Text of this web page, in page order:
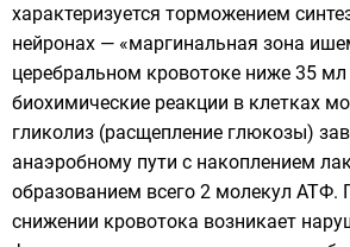
характеризуется торможением
нейронах — «маргинальная зона
церебральном кровотоке ниже 35
биохимические реакции в клетках
гликолиз (расщепление глюкозы)
анаэробному пути с накоплением
образованием всего 2 молекул АТФ.
снижении кровотока возникает